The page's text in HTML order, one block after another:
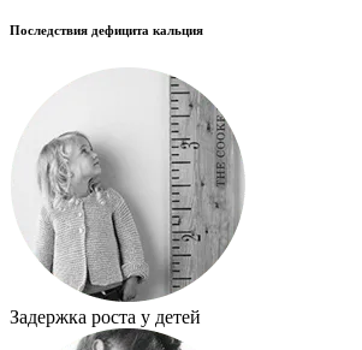
Последствия дефицита кальция
Задержка роста у детей